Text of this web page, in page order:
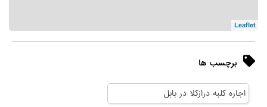
Leaflet
برچسب ها
اجاره کلبه درازکلا در بابل